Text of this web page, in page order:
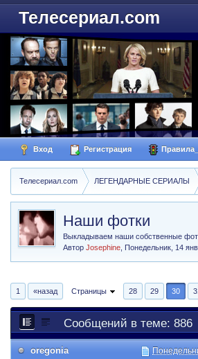
Телесериал.com
Вход Регистрация
Телесериал.com ЛЕГЕНДАРНЫЕ СЕРИАЛЫ
Наши фотки
Выкладываем наши собственные
АвторJosephine ,Понедельник, 14
1 «назад Страницы 28 29 30
Сообщений в теме: 886
oregonia